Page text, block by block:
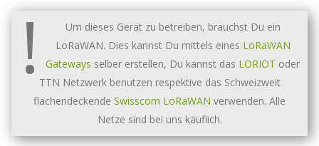
Trockenkontakte
Dosierung
ACW-
DIND88
Menge
!
Um dieses Gerät zu betreiben, brauchst Du ein
LoRaWAN. Dies kannst Du mittels eines LoRaWAN
Gateways selber erstellen, Du kannst das LORIOT oder
TTN Netzwerk benutzen respektive das Schweizweit
flächendeckende Swisscom LoRaWAN verwenden. Alle
Netze sind bei uns käuflich.